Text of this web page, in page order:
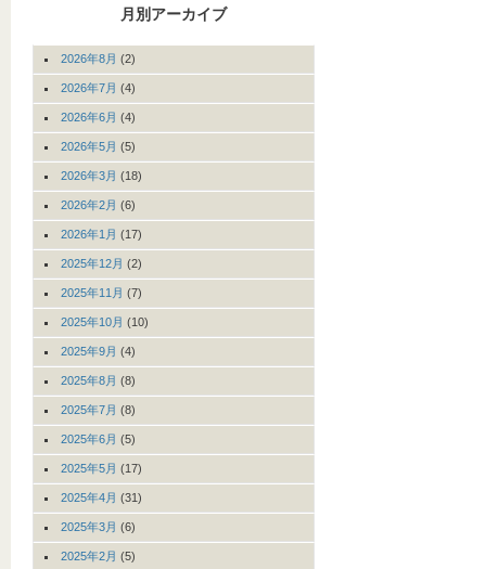
月別アーカイブ
2026年8月 (2)
2026年7月 (4)
2026年6月 (4)
2026年5月 (5)
2026年3月 (18)
2026年2月 (6)
2026年1月 (17)
2025年12月 (2)
2025年11月 (7)
2025年10月 (10)
2025年9月 (4)
2025年8月 (8)
2025年7月 (8)
2025年6月 (5)
2025年5月 (17)
2025年4月 (31)
2025年3月 (6)
2025年2月 (5)